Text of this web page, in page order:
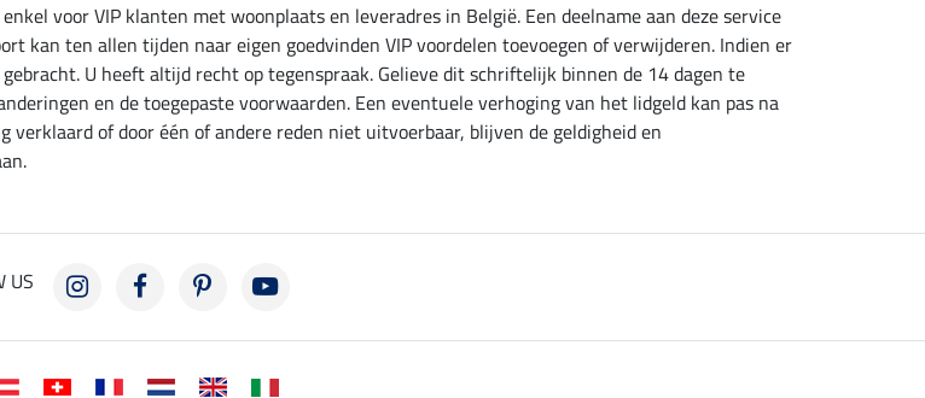
voor VIP klanten met woonplaats en leveradres in België. Een deelname aan deze service
kan ten allen tijden naar eigen goedvinden VIP voordelen toevoegen of verwijderen. Indien er
U heeft altijd recht op tegenspraak. Gelieve dit schriftelijk binnen de 14 dagen te
en de toegepaste voorwaarden. Een eventuele verhoging van het lidgeld kan pas na
of door één of andere reden niet uitvoerbaar, blijven de geldigheid en
US